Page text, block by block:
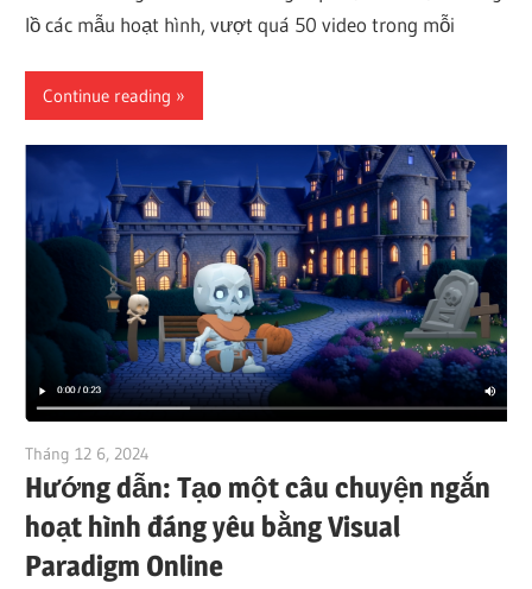
lồ các mẫu hoạt hình, vượt quá 50 video trong mỗi
Continue reading
Tháng 12 6, 2024
Hướng dẫn: Tạo một câu chuyện ngắn
hoạt hình đáng yêu bằng Visual
Paradigm Online